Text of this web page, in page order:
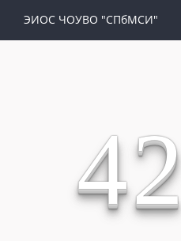
ЭИОС ЧОУВО "СПбМСИ"
42